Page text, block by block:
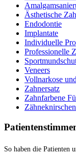
Ästhetische
Endodontie
Implantate
Individuelle
Professionelle
Veneers
Vollnarkose
Zahnersatz
Zahnfarbene
So haben die Patienten